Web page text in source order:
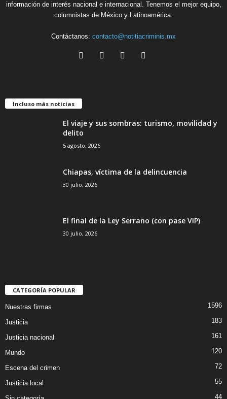
información de interés nacional e internacional. Tenemos el mejor equipo,
columnistas de México y Latinoamérica.
Contáctanos: contacto@notitiacriminis.mx
Incluso más noticias
El viaje y sus sombras: turismo, movilidad y
delito
5 agosto, 2026
Chiapas, víctima de la delincuencia
30 julio, 2026
El final de la Ley Serrano (con pase VIP)
30 julio, 2026
CATEGORÍA POPULAR
Nuestras firmas 1596
Justicia 183
Justicia nacional 161
Mundo 120
Escena del crimen 72
Justicia local 55
44